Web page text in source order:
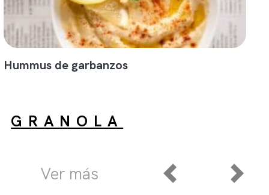
Hummus de garbanzos
GRANOLA
Ver más